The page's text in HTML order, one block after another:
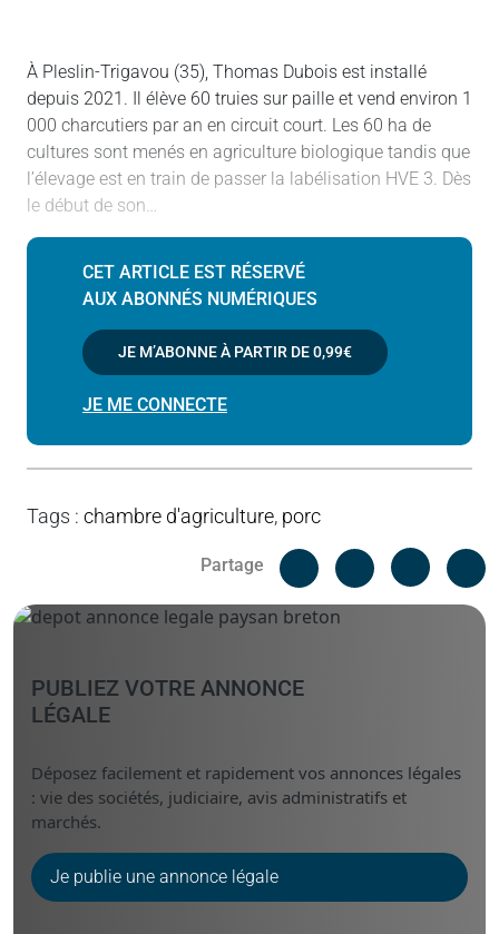
À Pleslin-Trigavou (35), Thomas Dubois est installé
depuis 2021. Il élève 60 truies sur paille et vend environ 1
000 charcutiers par an en circuit court. Les 60 ha de
cultures sont menés en agriculture biologique tandis que
l’élevage est en train de passer la labélisation HVE 3. Dès
le début de son…
CET ARTICLE EST RÉSERVÉ
AUX ABONNÉS NUMÉRIQUES
JE M’ABONNE À PARTIR DE0,99€
JE ME CONNECTE
Tags : chambre d'agriculture, porc
Partage
Facebook
Linked
PUBLIEZ VOTRE ANNONCE
LÉGALE
Déposez facilement et rapidement vos annonces légales
: vie des sociétés, judiciaire, avis administratifs et
marchés.
Je publie une annonce légale